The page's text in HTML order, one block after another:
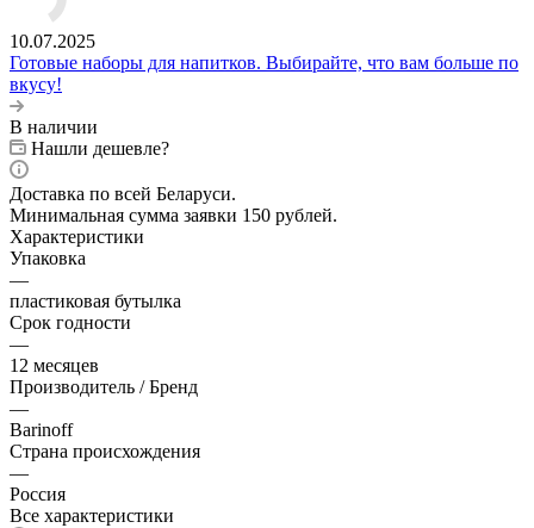
10.07.2025
Готовые наборы для напитков. Выбирайте, что вам больше по
вкусу!
В наличии
Нашли дешевле?
Доставка по всей Беларуси.
Минимальная сумма заявки 150 рублей.
Характеристики
Упаковка
—
пластиковая бутылка
Срок годности
—
12 месяцев
Производитель / Бренд
—
Barinoff
Страна происхождения
—
Россия
Все характеристики